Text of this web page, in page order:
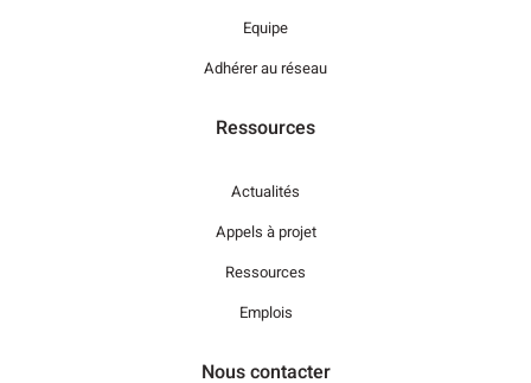
Equipe
Adhérer au réseau
Ressources
Actualités
Appels à projet
Ressources
Emplois
Nous contacter